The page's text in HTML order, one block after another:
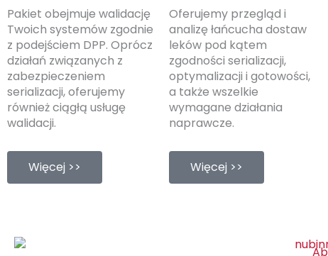
Pakiet obejmuje walidację
Twoich systemów zgodnie
z podejściem DPP. Oprócz
działań związanych z
zabezpieczeniem
serializacji, oferujemy
również ciągłą usługę
walidacji.
Więcej >>
Oferujemy przegląd i
analizę łańcucha dostaw
leków pod kątem
zgodności serializacji,
optymalizacji i gotowości,
a także wszelkie
wymagane działania
naprawcze.
Więcej >>